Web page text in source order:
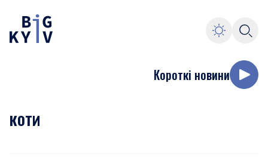
Короткі новини
коти